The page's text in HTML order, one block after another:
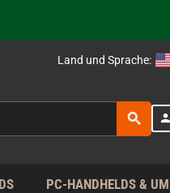
Land und Sprache:
search person
PC-HANDHELDS &